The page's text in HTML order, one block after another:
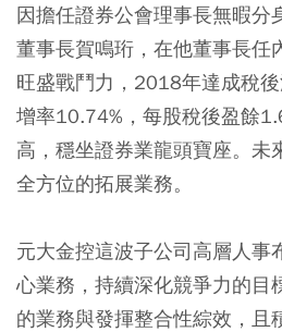
因擔任證券公會理事長無暇分
董事長賀鳴珩，在他董事長任
旺盛戰鬥力，2018年達成稅
增率10.74%，每股稅後盈餘
高，穩坐證券業龍頭寶座。未
全方位的拓展業務。
元大金控這波子公司高層人事
心業務，持續深化競爭力的目
的業務與發揮整合性綜效，且